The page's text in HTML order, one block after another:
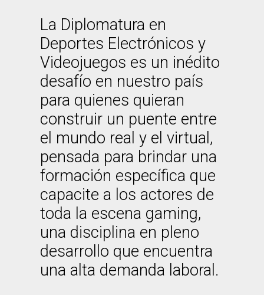
La Diplomatura en
Deportes Electrónicos y
Videojuegos es un inédito
desafío en nuestro país
para quienes quieran
construir un puente entre
el mundo real y el virtual,
pensada para brindar una
formación específica que
capacite a los actores de
toda la escena gaming,
una disciplina en pleno
desarrollo que encuentra
una alta demanda laboral.